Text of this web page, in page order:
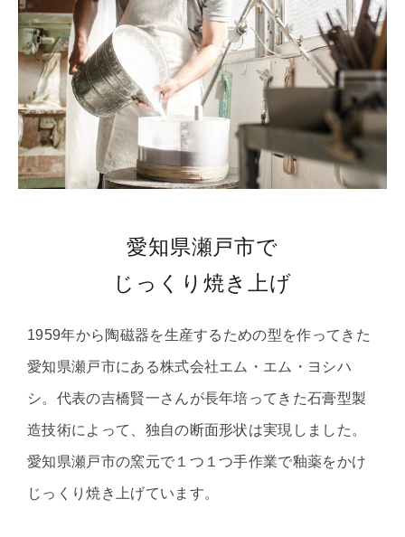
愛知県瀬戸市で
じっくり焼き上げ
1959年から陶磁器を生産するための型を作ってきた
愛知県瀬戸市にある株式会社エム・エム・ヨシハ
シ。代表の吉橋賢一さんが長年培ってきた石膏型製
造技術によって、独自の断面形状は実現しました。
愛知県瀬戸市の窯元で１つ１つ手作業で釉薬をかけ
じっくり焼き上げています。